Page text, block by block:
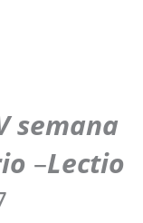
semana
–Lectio